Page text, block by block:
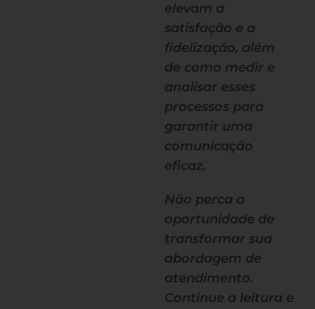
elevam a
satisfação e a
fidelização, além
de como medir e
analisar esses
processos para
garantir uma
comunicação
eficaz.
Não perca a
oportunidade de
transformar sua
abordagem de
atendimento.
Continue a leitura e